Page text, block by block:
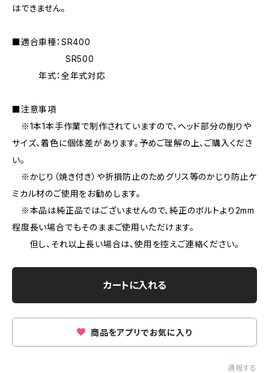
はできません。
■適合車種：SR400
SR500
年式：全年式対応
■注意事項
※1本1本手作業で制作されていますので、ヘッド部分の削りや
サイズ、着色に個体差があります。予めご理解の上、ご購入くださ
い。
※かじり（焼き付き）や折損防止のためグリス等のかじり防止ケ
ミカル材のご使用をお勧めします。
※本品は純正品ではございませんので、純正のボルトより2mm
程度長い場合でもそのままご使用いただけます。
但し、それ以上長い場合は、使用を控えご連絡ください。
カートに入れる
商品をアプリでお気に入り
通報する